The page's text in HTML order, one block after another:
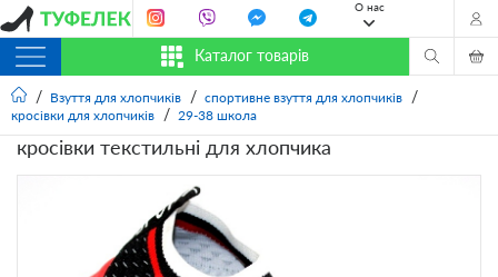
О нас
Каталог товарів
Взуття для хлопчиків
спортивне взуття для хлопчиків
кросівки для хлопчиків
29-38 школа
кросівки текстильні для хлопчика